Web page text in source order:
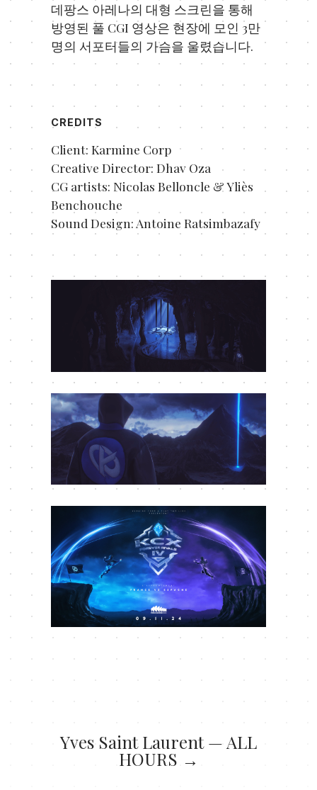
데팡스 아레나의 대형 스크린을 통해
방영된 풀 CGI 영상은 현장에 모인 3만
명의 서포터들의 가슴을 울렸습니다.
CREDITS
Client: Karmine Corp
Creative Director: Dhav Oza
CG artists: Nicolas Belloncle & Yliès
Benchouche
Sound Design: Antoine Ratsimbazafy
Yves Saint Laurent — ALL
HOURS →